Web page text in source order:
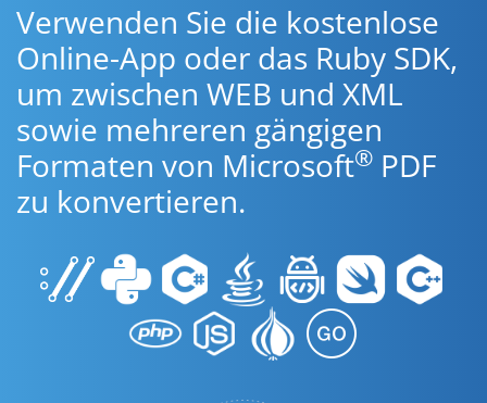
Verwenden Sie die kostenlose
Online-App oder das Ruby SDK,
um zwischen WEB und XML
sowie mehreren gängigen
Formaten von Microsoft® PDF
zu konvertieren.